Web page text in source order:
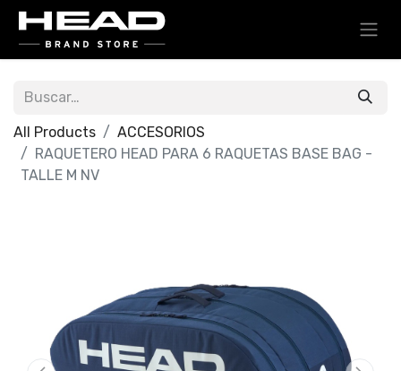
All Products
ACCESORIOS
RAQUETERO HEAD PARA 6 RAQUETAS BASE BAG -
TALLE M NV